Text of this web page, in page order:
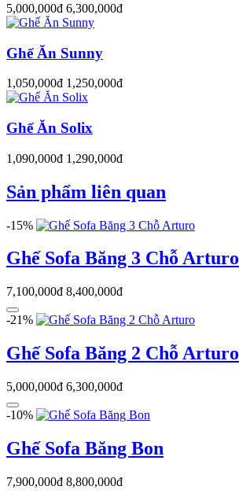
5,000,000đ 6,300,000đ
Ghế Ăn Sunny
1,050,000đ 1,250,000đ
Ghế Ăn Solix
1,090,000đ 1,290,000đ
Sản phẩm liên quan
-15%
Ghế Sofa Băng 3 Chỗ Arturo
7,100,000đ 8,400,000đ
-21%
Ghế Sofa Băng 2 Chỗ Arturo
5,000,000đ 6,300,000đ
-10%
Ghế Sofa Băng Bon
7,900,000đ 8,800,000đ